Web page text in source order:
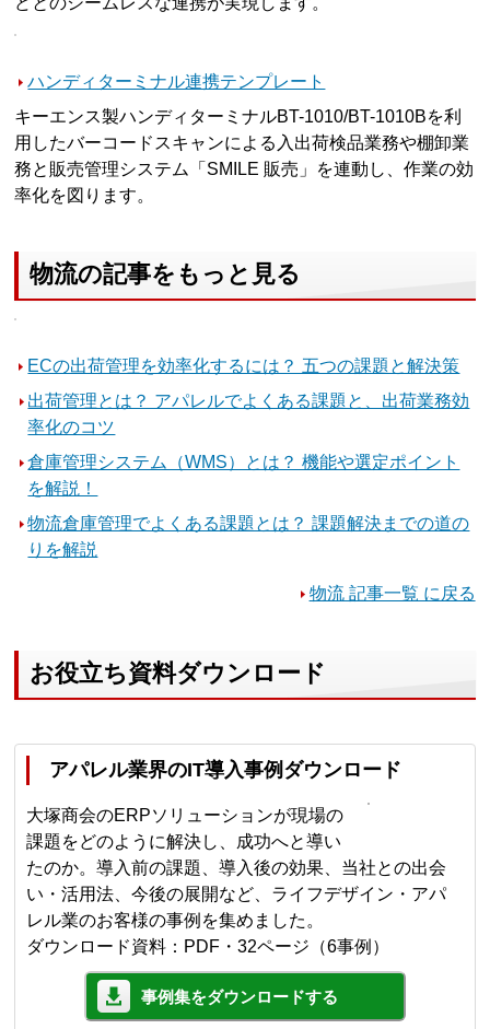
ハンディターミナル連携テンプレート
キーエンス製ハンディターミナルBT-1010/BT-1010Bを利
用したバーコードスキャンによる入出荷検品業務や棚卸業
務と販売管理システム「SMILE 販売」を連動し、作業の効
率化を図ります。
物流の記事をもっと見る
ECの出荷管理を効率化するには？ 五つの課題と解決策
出荷管理とは？ アパレルでよくある課題と、出荷業務効
率化のコツ
倉庫管理システム（WMS）とは？ 機能や選定ポイント
を解説！
物流倉庫管理でよくある課題とは？ 課題解決までの道の
りを解説
物流 記事一覧 に戻る
お役立ち資料ダウンロード
アパレル業界のIT導入事例ダウンロード
大塚商会のERPソリューションが現場の
課題をどのように解決し、成功へと導い
たのか。導入前の課題、導入後の効果、当社との出会
い・活用法、今後の展開など、ライフデザイン・アパ
レル業のお客様の事例を集めました。
ダウンロード資料：PDF・32ページ（6事例）
事例集をダウンロードする